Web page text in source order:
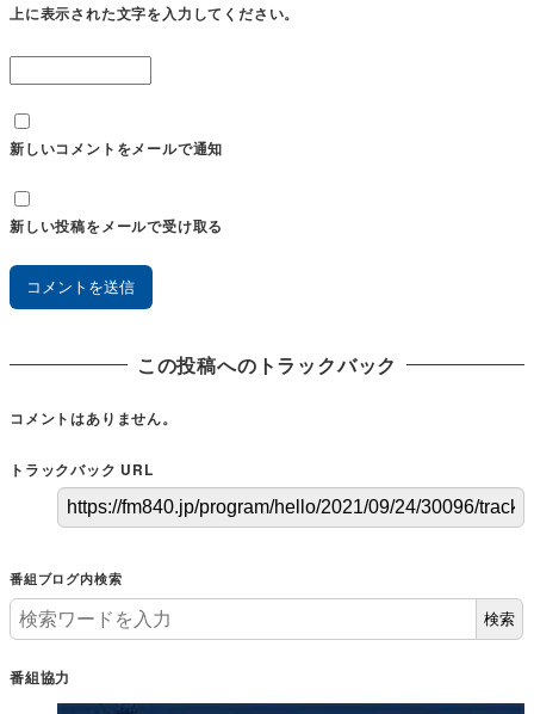
上に表示された文字を入力してください。
新しいコメントをメールで通知
新しい投稿をメールで受け取る
この投稿へのトラックバック
コメントはありません。
トラックバック URL
番組ブログ内検索
検索
番組協力